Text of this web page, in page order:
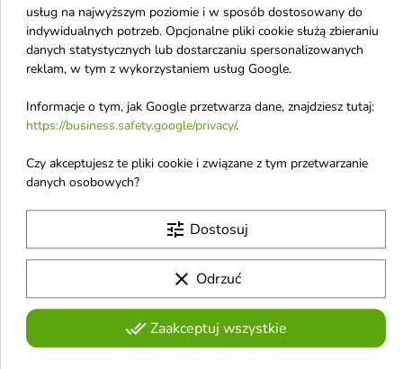
Aba Group
Aloesove
Apothe
Auraa Desire
Steal The Show 8 ml
Zapewnia intensywny kolor i
długotrwałe nawilżenie
6,07 €6,90 €
Respect 8 ml
Zapewnia intensywny kolor i
długotrwałe nawilżenie
6,07 €6,90 €
Pokazano 1-8 z 8 pozycji
usług na najwyższym poziomie i w sposób dostosowany do
indywidualnych potrzeb. Opcjonalne pliki cookie służą zbieraniu
danych statystycznych lub dostarczaniu spersonalizowanych
reklam, w tym z wykorzystaniem usług Google.
Informacje o tym, jak Google przetwarza dane, znajdziesz tutaj:
https://business.safety.google/privacy/.
Czy akceptujesz te pliki cookie i związane z tym przetwarzanie
danych osobowych?
tune Dostosuj
clear Odrzuć
done_allZaakceptuj wszystkie